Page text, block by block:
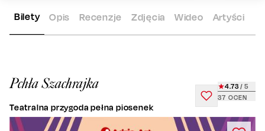
ADRIA ART REPERTUAR PCHŁA SZACHRAJKA
Pchła Szachrajka
Teatralna przygoda pełna piosenek
37 OCEN
4.73 / 5
Bilety Opis Recenzje Zdjęcia Wideo Artyści